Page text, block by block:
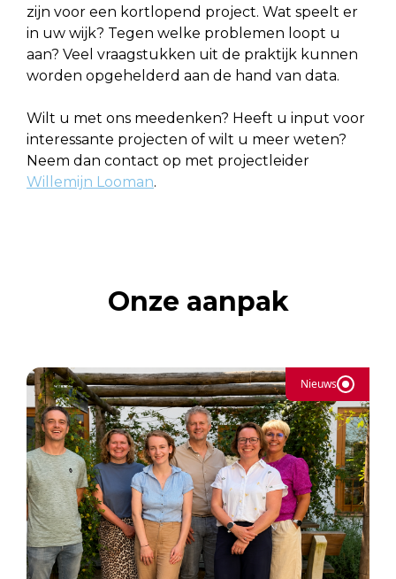
zijn voor een kortlopend project. Wat speelt er
in uw wijk? Tegen welke problemen loopt u
aan? Veel vraagstukken uit de praktijk kunnen
worden opgehelderd aan de hand van data.
Wilt u met ons meedenken? Heeft u input voor
interessante projecten of wilt u meer weten?
Neem dan contact op met projectleider
Willemijn Looman.
Onze aanpak
Nieuws